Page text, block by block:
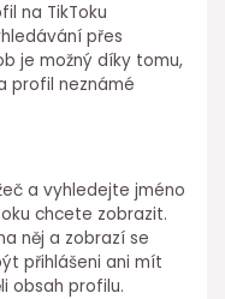
na TikToku
přes
je možný díky tomu,
profil neznámé
a vyhledejte jméno
chcete zobrazit.
něj a zobrazí se
přihlášeni ani mít
obsah profilu.